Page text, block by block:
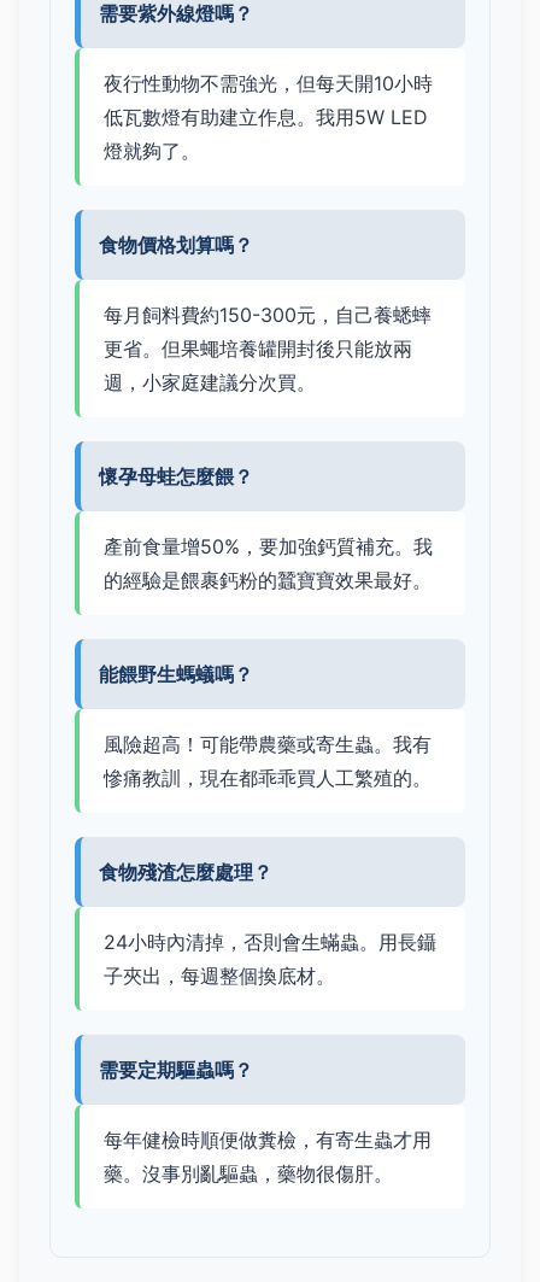
需要紫外線燈嗎？
夜行性動物不需強光，但每天開10小時
低瓦數燈有助建立作息。我用5W LED
燈就夠了。
食物價格划算嗎？
每月飼料費約150-300元，自己養蟋蟀
更省。但果蠅培養罐開封後只能放兩
週，小家庭建議分次買。
懷孕母蛙怎麼餵？
產前食量增50%，要加強鈣質補充。我
的經驗是餵裹鈣粉的蠶寶寶效果最好。
能餵野生螞蟻嗎？
風險超高！可能帶農藥或寄生蟲。我有
慘痛教訓，現在都乖乖買人工繁殖的。
食物殘渣怎麼處理？
24小時內清掉，否則會生蟎蟲。用長鑷
子夾出，每週整個換底材。
需要定期驅蟲嗎？
每年健檢時順便做糞檢，有寄生蟲才用
藥。沒事別亂驅蟲，藥物很傷肝。